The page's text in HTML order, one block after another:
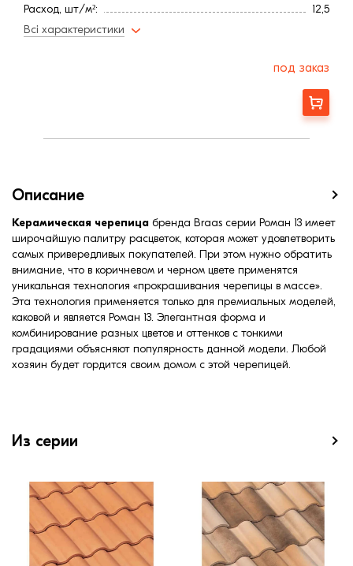
Расход, шт/м²:
12,5
Длина, мм:
217
366
Всі характеристики
под заказ
Заказать
Описание
Керамическая черепица бренда Braas серии Роман 13 имеет
широчайшую палитру расцветок, которая может удовлетворить
самых привередливых покупателей. При этом нужно обратить
внимание, что в коричневом и черном цвете применятся
уникальная технология «прокрашивания черепицы в массе».
Эта технология применяется только для премиальных моделей,
каковой и является Роман 13. Элегантная форма и
комбинирование разных цветов и оттенков с тонкими
градациями объясняют популярность данной модели. Любой
хозяин будет гордится своим домом с этой черепицей.
Из серии